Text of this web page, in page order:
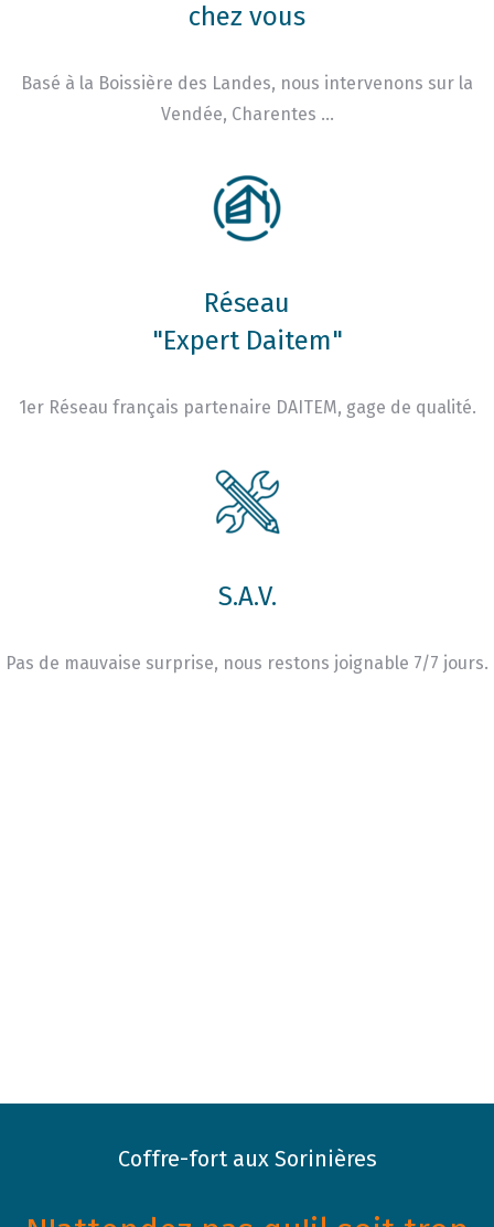
chez vous
Basé à la Boissière des Landes, nous intervenons sur la
Vendée, Charentes …
Réseau
"Expert Daitem"
1er Réseau français partenaire DAITEM, gage de qualité.
S.A.V.
Pas de mauvaise surprise, nous restons joignable 7/7 jours.
Coffre-fort aux Sorinières